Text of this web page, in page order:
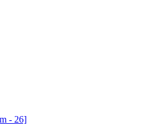
- 26]